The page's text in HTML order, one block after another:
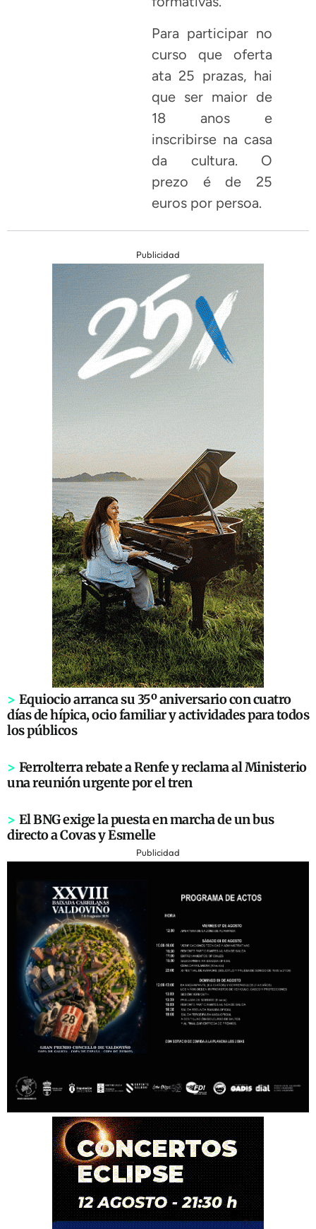
Para participar no
curso que oferta
ata 25 prazas, hai
que ser maior de
18 anos e
inscribirse na casa
da cultura. O
prezo é de 25
euros por persoa.
Publicidad
> Equiocio arranca su 35º aniversario con cuatro
días de hípica, ocio familiar y actividades para todos
los públicos
> Ferrolterra rebate a Renfe y reclama al Ministerio
una reunión urgente por el tren
> El BNG exige la puesta en marcha de un bus
directo a Covas y Esmelle
Publicidad